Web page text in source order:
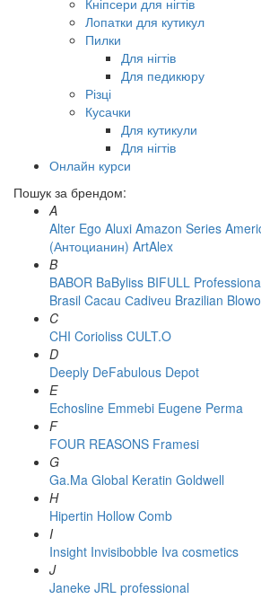
Кніпсери для нігтів
Лопатки для кутикул
Пилки
Для нігтів
Для педикюру
Різці
Кусачки
Для кутикули
Для нігтів
Онлайн курси
Пошук за брендом:
A
Alter Ego Aluxi Amazon Series
(Антоцианин) ArtAlex
B
BABOR BaByliss BIFULL
Brasil Cacau Сadiveu Brazilian
C
CHI Corioliss CULT.O
D
Deeply DeFabulous Depot
E
Echosline Emmebi Eugene Perma
F
FOUR REASONS Framesi
G
Ga.Ma Global Keratin Goldwell
H
Hipertin Hollow Comb
I
Insight Invisibobble Iva cosmetics
J
Janeke JRL professional